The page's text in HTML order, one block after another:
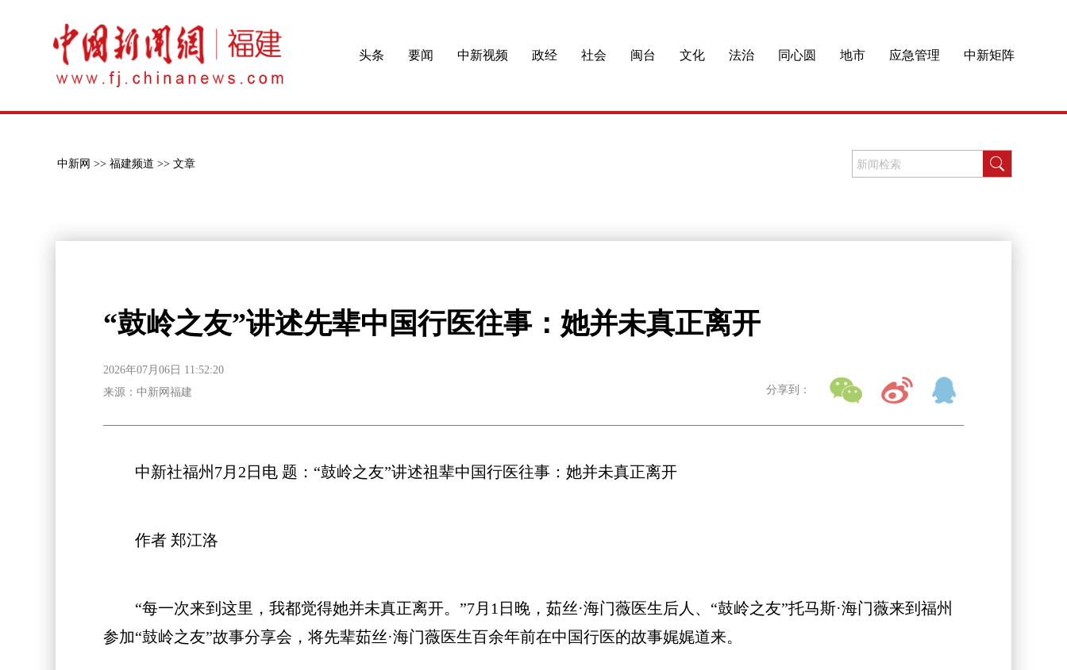
头条 要闻 中新视频 政经 社会 闽台 文化 法治 同心圆 地市 应急管理 中新矩阵
中新网 >> 福建频道 >> 文章
“鼓岭之友”讲述先辈中国行医往事：她并未真正离开
2026年07月06日 11:52:20
来源：中新网福建
分享到：
中新社福州7月2日电 题：“鼓岭之友”讲述祖辈中国行医往事：她并未真正离开
作者 郑江洛
“每一次来到这里，我都觉得她并未真正离开。”7月1日晚，茹丝·海门薇医生后人、“鼓岭之友”托马斯·海门薇来到福州
参加“鼓岭之友”故事分享会，将先辈茹丝·海门薇医生百余年前在中国行医的故事娓娓道来。